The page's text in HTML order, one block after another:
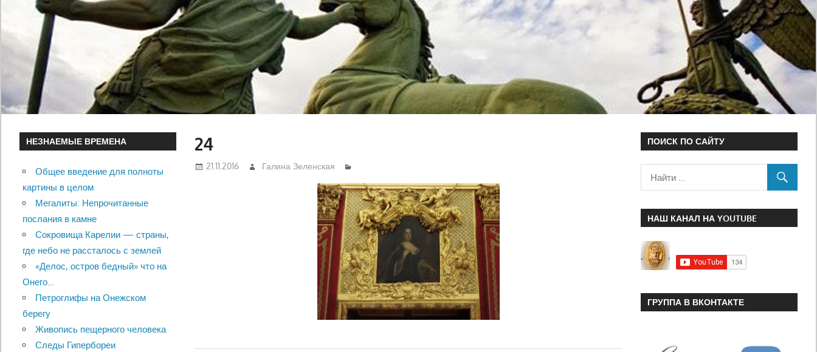
24
21.11.2016 Галина Зеленская
НЕЗНАЕМЫЕ ВРЕМЕНА
Общее введение для полноты
картины в целом
Мегалиты: Непрочитанные
послания в камне
Сокровища Карелии — страны,
где небо не рассталось с землей
«Делос, остров бедный» что на
Онего…
Петроглифы на Онежском
берегу
Живопись пещерного человека
Следы Гипербореи
ПОИСК ПО САЙТУ
НАШ КАНАЛ НА YOUTUBE
ГРУППА В ВКОНТАКТЕ